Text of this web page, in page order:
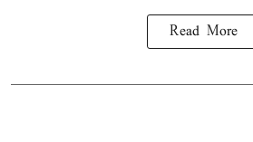
Read More